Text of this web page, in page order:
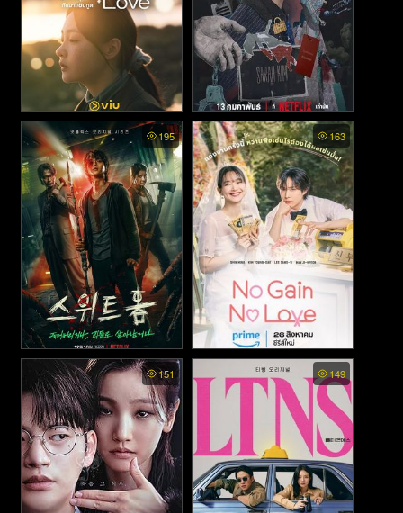
Way Back Love พากย์ไทย -
สัปดาห์สุดท้ายกับนายยมทูต
(2025)
The Art of Sarah พากย์ไทย -
ซาราห์ เริ่ดลวงโลก (2026)
195
Sweet Home พากย์ไทย - สวีท
โฮม (2020)
163
No Gain No Love พากย์ไทย -
รักนี้ไม่มีขาดทุน (2024)
151 149